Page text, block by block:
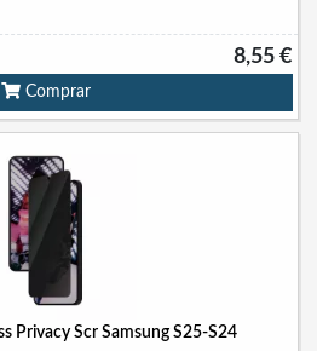
8,55 €
Comprar
Privacy Scr Samsung S25-S24